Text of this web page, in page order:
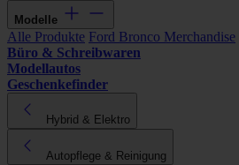
Modelle
Alle Produkte Ford Bronco Merchandise
Büro & Schreibwaren
Modellautos
Geschenkefinder
Hybrid & Elektro
Autopflege & Reinigung